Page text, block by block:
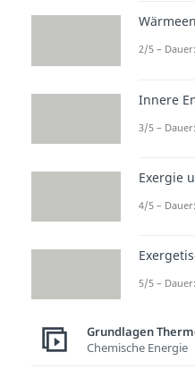
Wir
2/5 –
Innere
3/5 –
Exergie
4/5 –
5/5 –
Grundlagen
Chemische Energie